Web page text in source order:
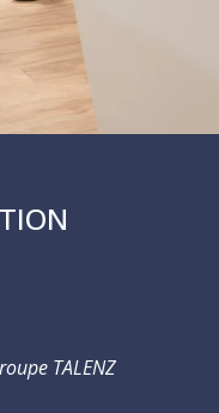
TALENZ